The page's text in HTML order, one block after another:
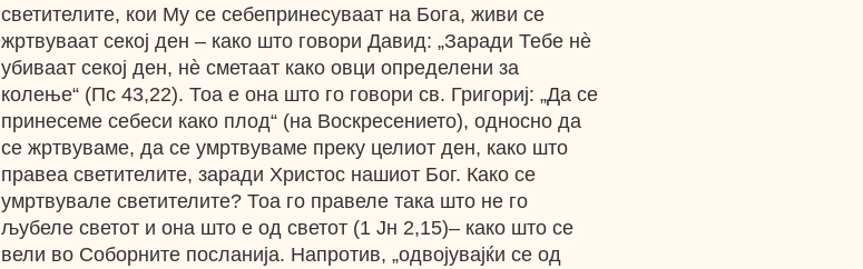
светителите, кои Му се себепринесуваат на Бога, живи се
жртвуваат секој ден – како што говори Давид: „Заради Тебе нè
убиваат секој ден, нè сметаат како овци определени за
колење“ (Пс 43,22). Тоа е она што го говори св. Григориј: „Да се
принесеме себеси како плод“ (на Воскресението), односно да
се жртвуваме, да се умртвуваме преку целиот ден, како што
правеа светителите, заради Христос нашиот Бог. Како се
умртвувале светителите? Тоа го правеле така што не го
љубеле светот и она што е од светот (1 Јн 2,15)– како што се
вели во Соборните посланија. Напротив, „одвојувајќи се од